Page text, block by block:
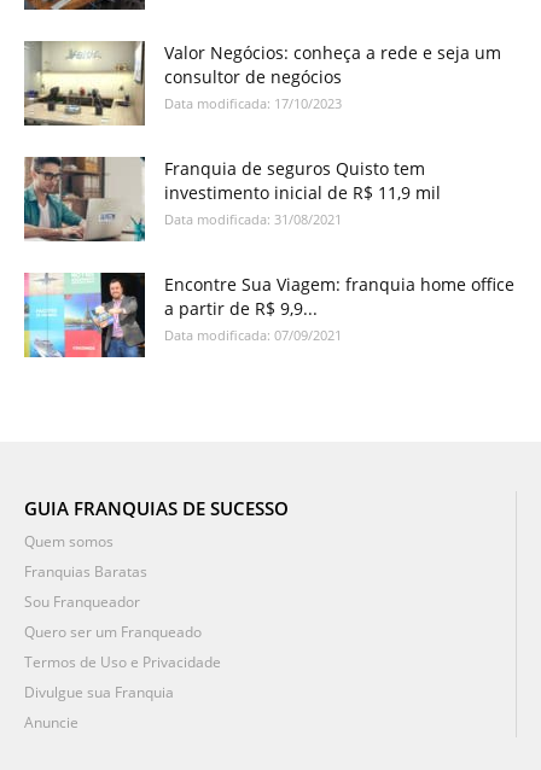
Valor Negócios: conheça a rede e seja um
consultor de negócios
Data modificada: 17/10/2023
Franquia de seguros Quisto tem
investimento inicial de R$ 11,9 mil
Data modificada: 31/08/2021
Encontre Sua Viagem: franquia home office
a partir de R$ 9,9...
Data modificada: 07/09/2021
GUIA FRANQUIAS DE SUCESSO
Quem somos
Franquias Baratas
Sou Franqueador
Quero ser um Franqueado
Termos de Uso e Privacidade
Divulgue sua Franquia
Anuncie